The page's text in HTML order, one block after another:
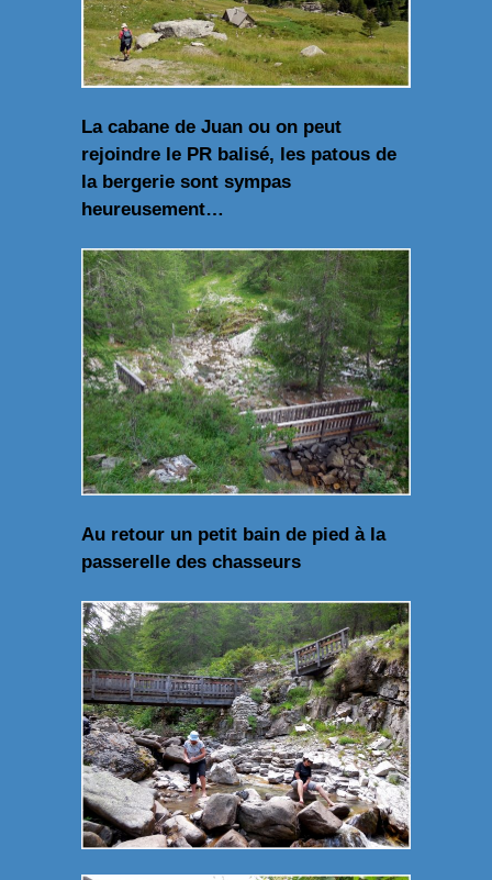
La cabane de Juan ou on peut
rejoindre le PR balisé, les patous de
la bergerie sont sympas
heureusement…
Au retour un petit bain de pied à la
passerelle des chasseurs